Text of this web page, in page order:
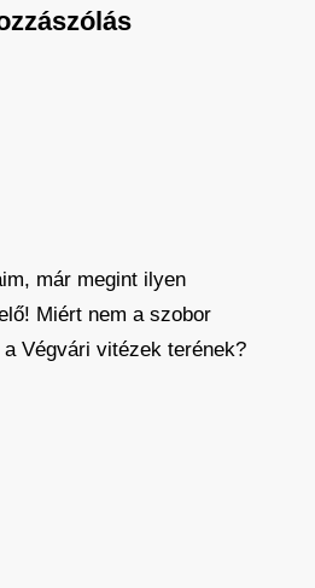
már megint ilyen
Miért nem a szobor
Végvári vitézek terének?